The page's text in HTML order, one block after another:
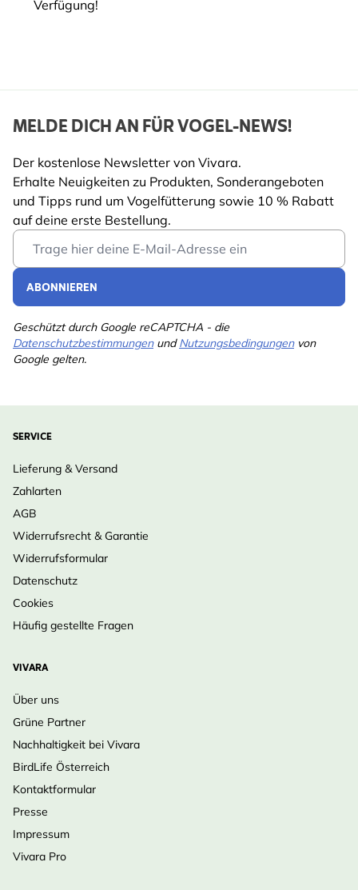
Verfügung!
MELDE DICH AN FÜR VOGEL-NEWS!
Der kostenlose Newsletter von Vivara.
Erhalte Neuigkeiten zu Produkten, Sonderangeboten
und Tipps rund um Vogelfütterung sowie 10 % Rabatt
auf deine erste Bestellung.
Email Address
ABONNIEREN
Geschützt durch Google reCAPTCHA - die
DatenschutzbestimmungenundNutzungsbedingungenvon
Google gelten.
SERVICE
Lieferung & Versand
Zahlarten
AGB
Widerrufsrecht & Garantie
Widerrufsformular
Datenschutz
Cookies
Häufig gestellte Fragen
VIVARA
Über uns
Grüne Partner
Nachhaltigkeit bei Vivara
BirdLife Österreich
Kontaktformular
Presse
Impressum
Vivara Pro